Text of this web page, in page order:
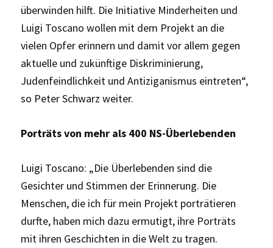
überwinden hilft. Die Initiative Minderheiten und
Luigi Toscano wollen mit dem Projekt an die
vielen Opfer erinnern und damit vor allem gegen
aktuelle und zukünftige Diskriminierung,
Judenfeindlichkeit und Antiziganismus eintreten“,
so Peter Schwarz weiter.
Porträts von mehr als 400 NS-Überlebenden
Luigi Toscano: „Die Überlebenden sind die
Gesichter und Stimmen der Erinnerung. Die
Menschen, die ich für mein Projekt porträtieren
durfte, haben mich dazu ermutigt, ihre Porträts
mit ihren Geschichten in die Welt zu tragen.